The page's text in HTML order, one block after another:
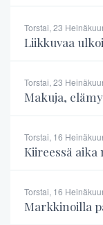
Torstai, 23
Liikkuvaa
Torstai, 23
Makuja,
Torstai, 16
Kiireessä aika
Torstai, 16
Markkinoilla